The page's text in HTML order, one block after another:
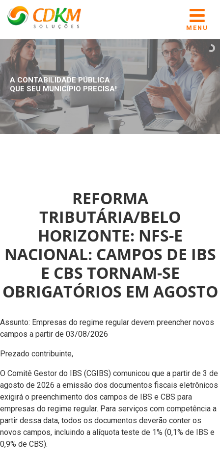
MENU
A CONTABILIDADE PÚBLICA
QUE SEU MUNICÍPIO PRECISA!
REFORMA
TRIBUTÁRIA/BELO
HORIZONTE: NFS-E
NACIONAL: CAMPOS DE IBS
E CBS TORNAM-SE
OBRIGATÓRIOS EM AGOSTO
Assunto: Empresas do regime regular devem preencher novos
campos a partir de 03/08/2026
Prezado contribuinte,
O Comitê Gestor do IBS (CGIBS) comunicou que a partir de 3 de
agosto de 2026 a emissão dos documentos fiscais eletrônicos
exigirá o preenchimento dos campos de IBS e CBS para
empresas do regime regular. Para serviços com competência a
partir dessa data, todos os documentos deverão conter os
novos campos, incluindo a alíquota teste de 1% (0,1% de IBS e
0,9% de CBS).